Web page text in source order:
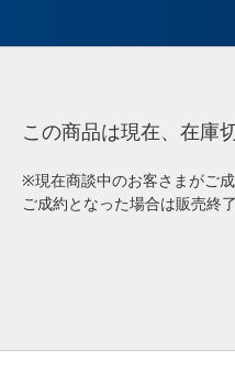
この商品は現在、在庫
※現在商談中のお客さまがご
ご成約となった場合は販売終